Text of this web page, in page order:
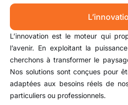
L’innovation est le moteur qui
l’avenir. En exploitant la
cherchons à transformer le
Nos solutions sont conçues pour
adaptées aux besoins réels de
particuliers ou professionnels.